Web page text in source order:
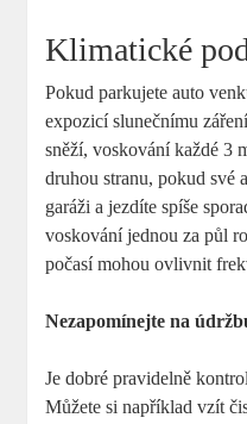
Klimatické
Pokud parkujete auto
expozicí slunečnímu
sněží, voskování každé 3
druhou stranu, pokud své
garáži a jezdíte spíše
voskování jednou za půl
počasí mohou ovlivnit
Nezapomínejte na
Je dobré pravidelně
Můžete si například vzít